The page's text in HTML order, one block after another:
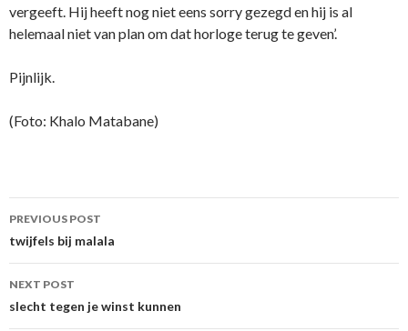
vergeeft. Hij heeft nog niet eens sorry gezegd en hij is al
helemaal niet van plan om dat horloge terug te geven’.
Pijnlijk.
(Foto: Khalo Matabane)
Post
navigation
PREVIOUS POST
twijfels bij malala
NEXT POST
slecht tegen je winst kunnen